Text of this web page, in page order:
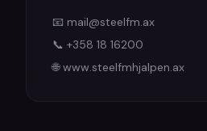
📧 mail@steelfm.ax
📞 +358 18 16200
🌐 www.steelfmhjalpen.ax